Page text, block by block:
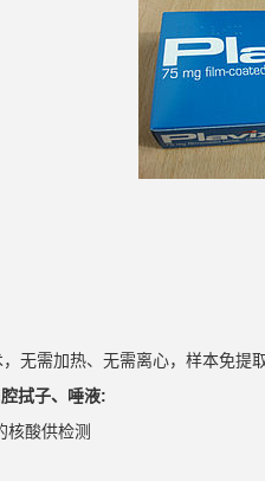
无需加热、无需离心，样本免提
拭子、唾液:
核酸供检测